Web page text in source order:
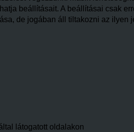
beállításait. A beállításai csak
de jogában áll tiltakozni az
látogatott oldalakon